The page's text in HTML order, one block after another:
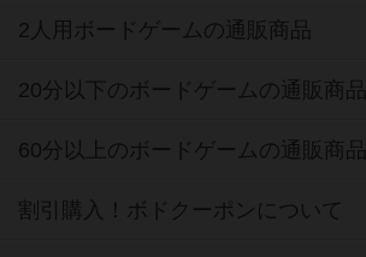
2人用ボードゲームの通販商品
20分以下のボードゲームの通販商品
60分以上のボードゲームの通販商品
割引購入！ボドクーポンについて